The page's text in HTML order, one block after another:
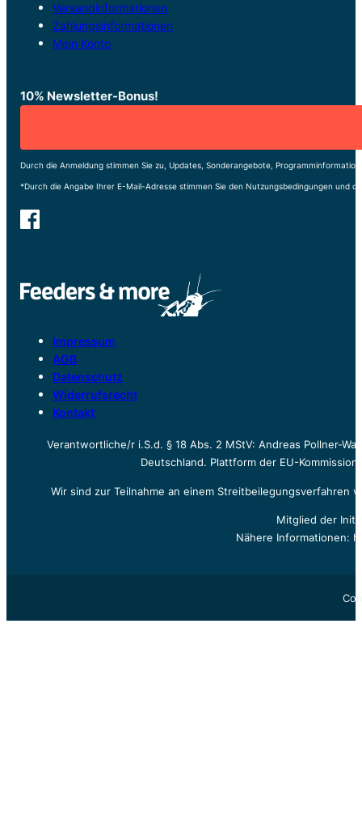
Versandinformationen
Zahlungsinformationen
Mein Konto
10% Newsletter-Bonus!
Durch die Anmeldung stimmen Sie zu, Updates, Sonderangebote,
*Durch die Angabe Ihrer E-Mail-Adresse stimmen Sie den Nutzungsbedingungen und
Impressum
AGB
Datenschutz
Widerrufsrecht
Kontakt
Verantwortliche/r i.S.d. § 18 Abs. 2 MStV: Andreas Pollner-
Deutschland. Plattform der EU-
Wir sind zur Teilnahme an einem
Mitglied der
Nähere Informationen: